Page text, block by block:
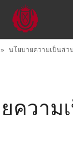
» นโยบายความเป็นส่ว
ความ